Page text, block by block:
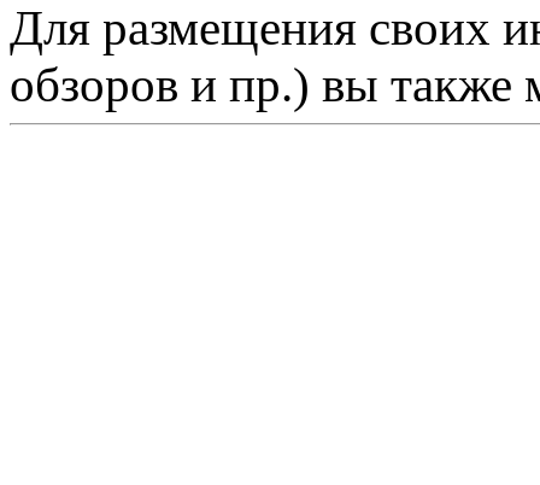
Для размещения своих
обзоров и пр.) вы также